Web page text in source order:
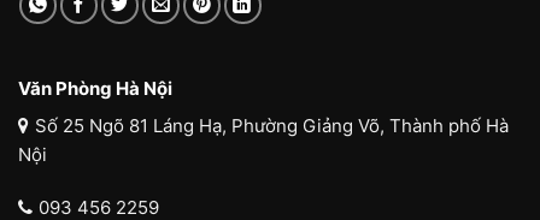
Văn Phòng Hà Nội
Số 25 Ngõ 81 Láng Hạ, Phường Giảng Võ, Thành phố Hà
Nội
093 456 2259